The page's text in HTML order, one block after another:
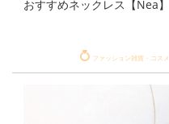
おすすめネックレス【Nea】
ファッション雑貨・コスメ